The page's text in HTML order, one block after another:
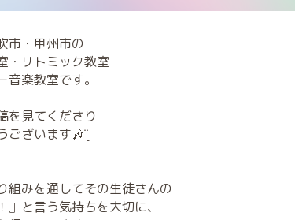
市・甲州市の
・リトミック教室
音楽教室です。
を見てくださり
ございます🎶¨̮
組みを通してその生徒さんの
』と言う気持ちを大切に、